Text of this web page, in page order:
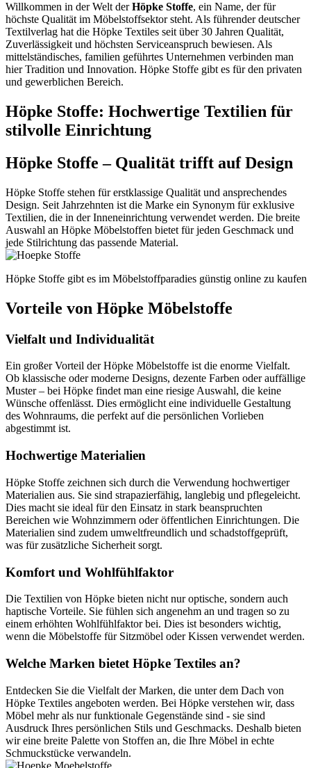
Willkommen in der Welt derHöpke Stoffe, ein Name, der für
höchste Qualität im Möbelstoffsektor steht. Als führender deutscher
Textilverlag hat die Höpke Textiles seit über 30 Jahren Qualität,
Zuverlässigkeit und höchsten Serviceanspruch bewiesen. Als
mittelständisches, familien geführtes Unternehmen verbinden man
hier Tradition und Innovation. Höpke Stoffe gibt es für den privaten
und gewerblichen Bereich.
Höpke Stoffe: Hochwertige Textilien für
stilvolle Einrichtung
Höpke Stoffe – Qualität trifft auf Design
Höpke Stoffe stehen für erstklassige Qualität und ansprechendes
Design. Seit Jahrzehnten ist die Marke ein Synonym für exklusive
Textilien, die in der Inneneinrichtung verwendet werden. Die breite
Auswahl an Höpke Möbelstoffen bietet für jeden Geschmack und
jede Stilrichtung das passende Material.
Höpke Stoffe gibt es im Möbelstoffparadies günstig online zu kaufen
Vorteile von Höpke Möbelstoffe
Vielfalt und Individualität
Ein großer Vorteil der Höpke Möbelstoffe ist die enorme Vielfalt.
Ob klassische oder moderne Designs, dezente Farben oder auffällige
Muster – bei Höpke findet man eine riesige Auswahl, die keine
Wünsche offenlässt. Dies ermöglicht eine individuelle Gestaltung
des Wohnraums, die perfekt auf die persönlichen Vorlieben
abgestimmt ist.
Hochwertige Materialien
Höpke Stoffe zeichnen sich durch die Verwendung hochwertiger
Materialien aus. Sie sind strapazierfähig, langlebig und pflegeleicht.
Dies macht sie ideal für den Einsatz in stark beanspruchten
Bereichen wie Wohnzimmern oder öffentlichen Einrichtungen. Die
Materialien sind zudem umweltfreundlich und schadstoffgeprüft,
was für zusätzliche Sicherheit sorgt.
Komfort und Wohlfühlfaktor
Die Textilien von Höpke bieten nicht nur optische, sondern auch
haptische Vorteile. Sie fühlen sich angenehm an und tragen so zu
einem erhöhten Wohlfühlfaktor bei. Dies ist besonders wichtig,
wenn die Möbelstoffe für Sitzmöbel oder Kissen verwendet werden.
Welche Marken bietet Höpke Textiles an?
Entdecken Sie die Vielfalt der Marken, die unter dem Dach von
Höpke Textiles angeboten werden. Bei Höpke verstehen wir, dass
Möbel mehr als nur funktionale Gegenstände sind - sie sind
Ausdruck Ihres persönlichen Stils und Geschmacks. Deshalb bieten
wir eine breite Palette von Stoffen an, die Ihre Möbel in echte
Schmuckstücke verwandeln.